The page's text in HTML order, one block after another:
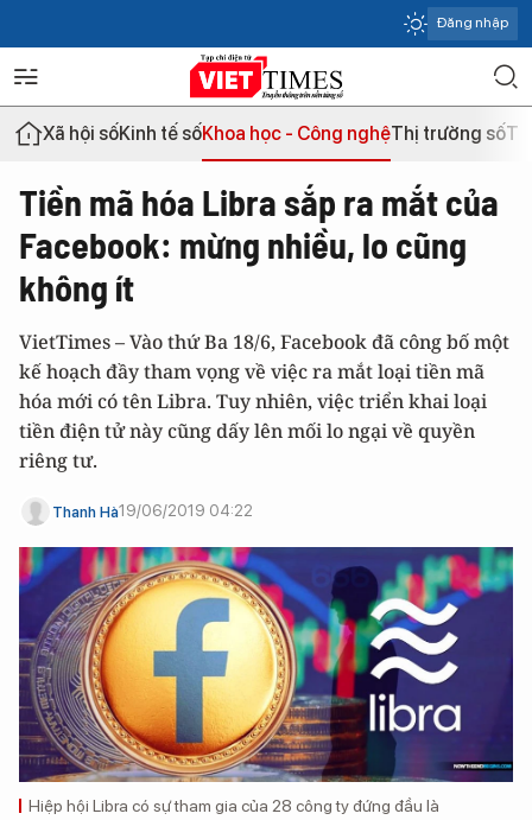
Đăng nhập
Xã hội sốKinh tế sốKhoa học - Công nghệThị trường số
Tiền mã hóa Libra sắp ra mắt của
Facebook: mừng nhiều, lo cũng
không ít
VietTimes – Vào thứ Ba 18/6, Facebook đã công bố một
kế hoạch đầy tham vọng về việc ra mắt loại tiền mã
hóa mới có tên Libra. Tuy nhiên, việc triển khai loại
tiền điện tử này cũng dấy lên mối lo ngại về quyền
riêng tư.
Thanh Hà19/06/2019 04:22
Hiệp hội Libra có sự tham gia của 28 công ty đứng đầu là